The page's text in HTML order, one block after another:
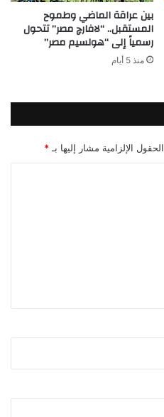
بين عراقة الماضي وطموح
المستقبل.. “لافارچ مصر” تتحول
رسمياً إلى “هولسيم مصر”
منذ 5 أيام
الحقول الإلزامية مشار إليها بـ *